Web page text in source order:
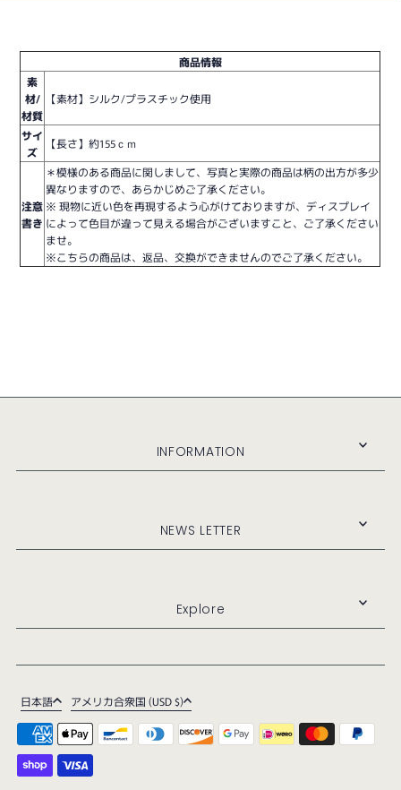
商品情報
素
材/
材質
【素材】シルク/プラスチック使用
サイ
ズ
【長さ】約155ｃｍ
注意
書き
＊模様のある商品に関しまして、写真と実際の商品は柄の出方が多少
異なりますので、あらかじめご了承ください。
※ 現物に近い色を再現するよう心がけておりますが、ディスプレイ
によって色目が違って見える場合がございますこと、ご了承ください
ませ。
※こちらの商品は、返品、交換ができませんのでご了承ください。
INFORMATION
NEWS LETTER
Explore
日本語 アメリカ合衆国 (USD $)